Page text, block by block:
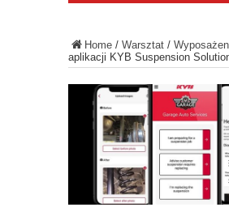
Home / Warsztat /
aplikacji KYB Suspension